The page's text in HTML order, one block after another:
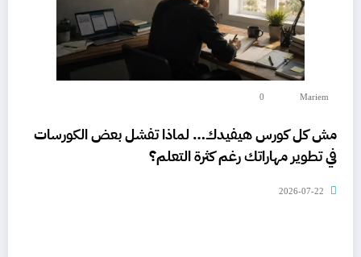
Mariem
0
مش كل كورس هيفيدك… لماذا تفشل بعض الكورسات
في تطوير مهاراتك رغم كثرة التعلم؟
2026-07-22